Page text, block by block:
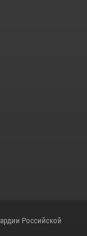
Российской